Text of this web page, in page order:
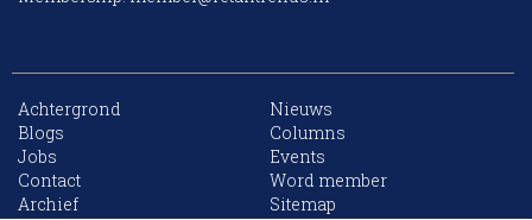
Achtergrond
Nieuws
Blogs
Columns
Jobs
Events
Contact
Word member
Archief
Sitemap